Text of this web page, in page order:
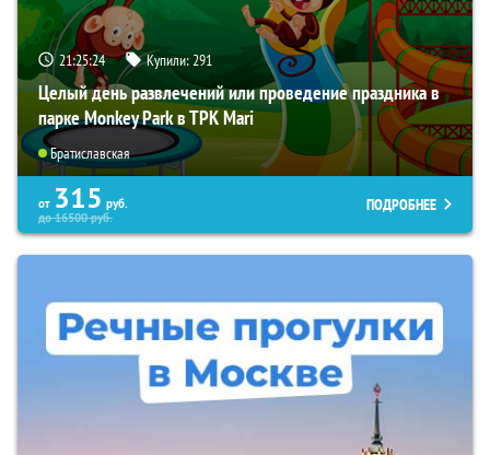
21:25:23 Купили:291
Целый день развлечений или проведение праздника в
парке Monkey Park в ТРК Mari
Братиславская
от 315 руб.
до16500руб.
ПОДРОБНЕЕ